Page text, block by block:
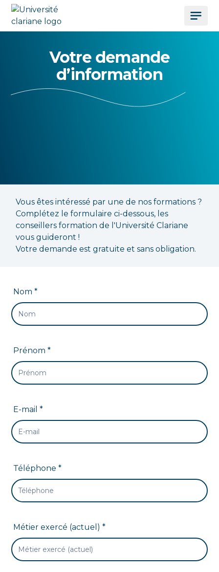
Votre demande
d’information
Vous êtes intéressé par une de nos formations ?
Complétez le formulaire ci-dessous, les
conseillers formation de l'Université Clariane
vous guideront !
Votre demande est gratuite et sans obligation.
Nom *
Prénom *
E-mail *
Téléphone *
Métier exercé (actuel) *